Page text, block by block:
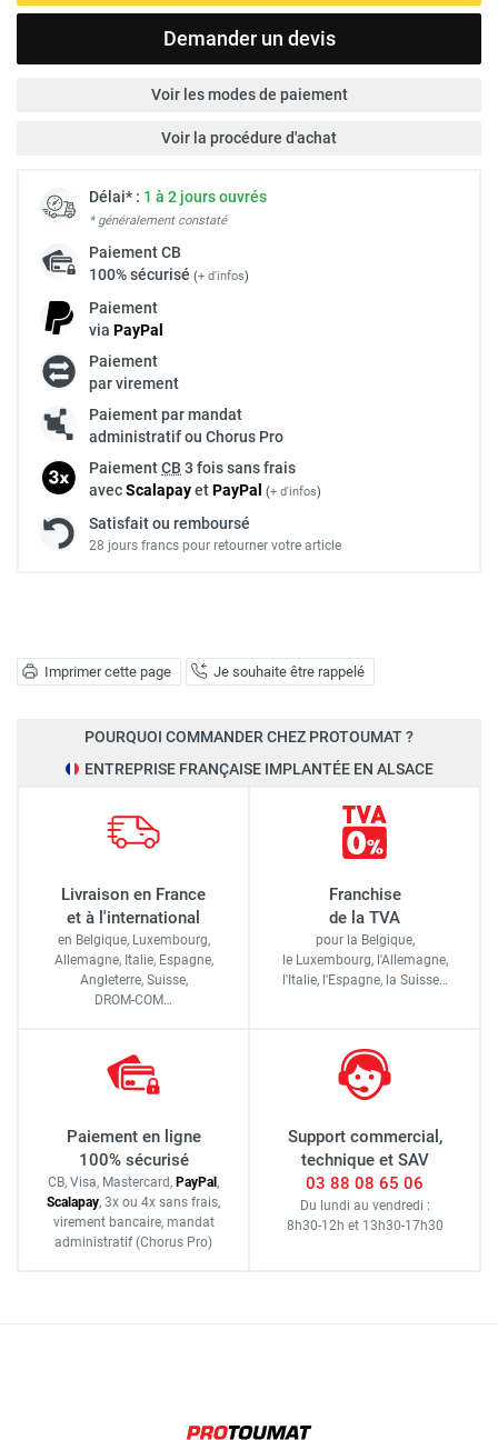
Imprimer cette page Je souhaite être rappelé
Demander un devis
Voir les modes de paiement
Voir la procédure d'achat
Délai* : 1 à 2 jours ouvrés
* généralement constaté
PaiementCB
100% sécurisé (+ d'infos)
Paiement
via PayPal
Paiement
par virement
Paiement par mandat
administratif ou Chorus Pro
PaiementCB 3 fois sans frais
avecScalapayetPayPal (+ d'infos)
Satisfait ou remboursé
28 jours francs pour retourner votre article
POURQUOI COMMANDER CHEZ PROTOUMAT ?
ENTREPRISE FRANÇAISE IMPLANTÉE EN ALSACE
Livraison en France
et à l'international
en Belgique, Luxembourg,
Allemagne, Italie, Espagne,
Angleterre, Suisse,
DROM-COM…
Franchise
de la TVA
pour la Belgique,
le Luxembourg, l'Allemagne,
l'Italie, l'Espagne, la Suisse…
Paiement en ligne
100% sécurisé
CB, Visa, Mastercard, PayPal,
Scalapay, 3x ou 4x sans frais,
virement bancaire, mandat
administratif (Chorus Pro)
Support commercial,
technique et SAV
03 88 08 65 06
Du lundi au vendredi :
8h30-12h et 13h30-17h30